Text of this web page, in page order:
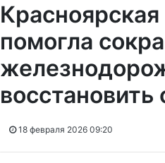
помогла
18 февраля 2026 09:20